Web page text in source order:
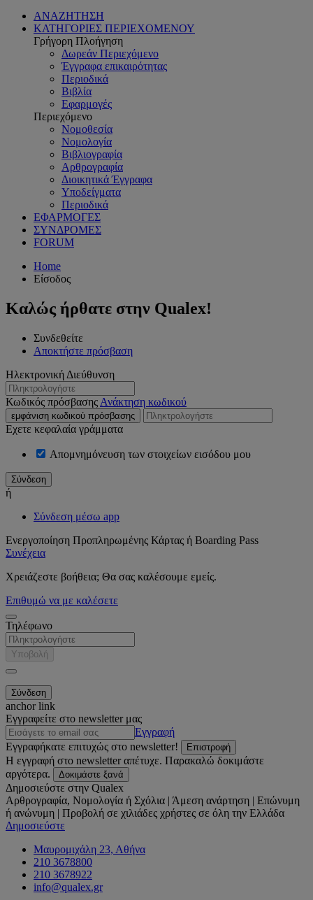
ΑΝΑΖΗΤΗΣΗ
ΚΑΤΗΓΟΡΙΕΣ ΠΕΡΙΕΧΟΜΕΝΟΥ
Γρήγορη Πλοήγηση
Δωρεάν Περιεχόμενο
Έγγραφα επικαιρότητας
Περιοδικά
Βιβλία
Εφαρμογές
Περιεχόμενο
Νομοθεσία
Νομολογία
Βιβλιογραφία
Αρθρογραφία
Διοικητικά Έγγραφα
Υποδείγματα
Περιοδικά
ΕΦΑΡΜΟΓΕΣ
ΣΥΝΔΡΟΜΕΣ
FORUM
Home
Είσοδος
Καλώς ήρθατε στην Qualex!
Συνδεθείτε
Αποκτήστε πρόσβαση
Ηλεκτρονική Διεύθυνση
Κωδικός πρόσβασης Ανάκτηση κωδικού
εμφάνιση κωδικού πρόσβασης
Εχετε κεφαλαία γράμματα
Απομνημόνευση των στοιχείων εισόδου μου
ή
Σύνδεση μέσω app
Ενεργοποίηση Προπληρωμένης Κάρτας ή Boarding Pass
Συνέχεια
Χρειάζεστε βοήθεια; Θα σας καλέσουμε εμείς.
Επιθυμώ να με καλέσετε
Τηλέφωνο
Υποβολή
anchor link
Εγγραφείτε στο newsletter μας
Εγγραφή
Εγγραφήκατε επιτυχώς στο newsletter!
Επιστροφή
Η εγγραφή στο newsletter απέτυχε. Παρακαλώ δοκιμάστε
αργότερα.
Δοκιμάστε ξανά
Δημοσιεύστε στην Qualex
Αρθρογραφία, Νομολογία ή Σχόλια | Άμεση ανάρτηση | Επώνυμη
ή ανώνυμη | Προβολή σε χιλιάδες χρήστες σε όλη την Ελλάδα
Δημοσιεύστε
Μαυρομιχάλη 23, Αθήνα
210 3678800
210 3678922
info@qualex.gr